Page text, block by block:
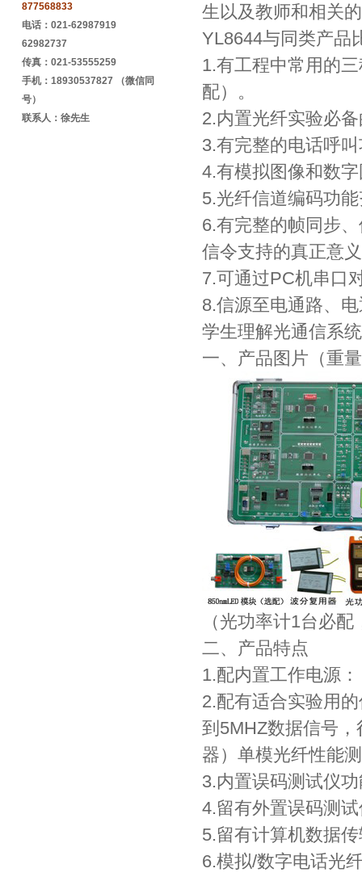
生以及教师和相关
YL8644与同类产品
1.有工程中常用的
配）。
2.内置光纤实验必
3.有完整的电话呼
4.有模拟图像和数
5.光纤信道编码功
6.有完整的帧同步
信令支持的真正意
7.可通过PC机串口
8.信源至电通路、
学生理解光通信系
一、产品图片（重
（光功率计1台必
二、产品特点
1.配内置工作电源
2.配有适合实验用
到5MHZ数据信号
器）单模光纤性能
3.内置误码测试仪
4.留有外置误码测
5.留有计算机数据
6.模拟/数字电话光
877568833
电话：021-62987919
62982737
传真：021-53555259
手机：18930537827 （微信同
号）
联系人：徐先生